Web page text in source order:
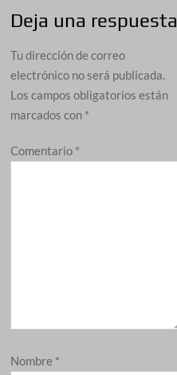
Deja una respuesta
Tu dirección de correo
electrónico no será publicada.
Los campos obligatorios están
marcados con *
Comentario *
Nombre *